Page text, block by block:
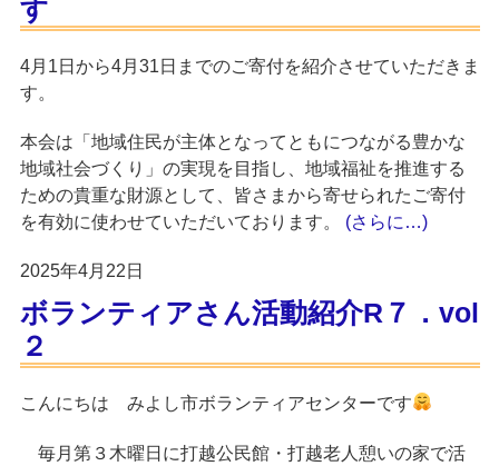
す
4月1日から4月31日までのご寄付を紹介させていただきま
す。
本会は「地域住民が主体となってともにつながる豊かな
地域社会づくり」の実現を目指し、地域福祉を推進する
ための貴重な財源として、皆さまから寄せられたご寄付
を有効に使わせていただいております。 (さらに…)
2025年4月22日
ボランティアさん活動紹介R７．vol
２
こんにちは みよし市ボランティアセンターです
毎月第３木曜日に打越公民館・打越老人憩いの家で活